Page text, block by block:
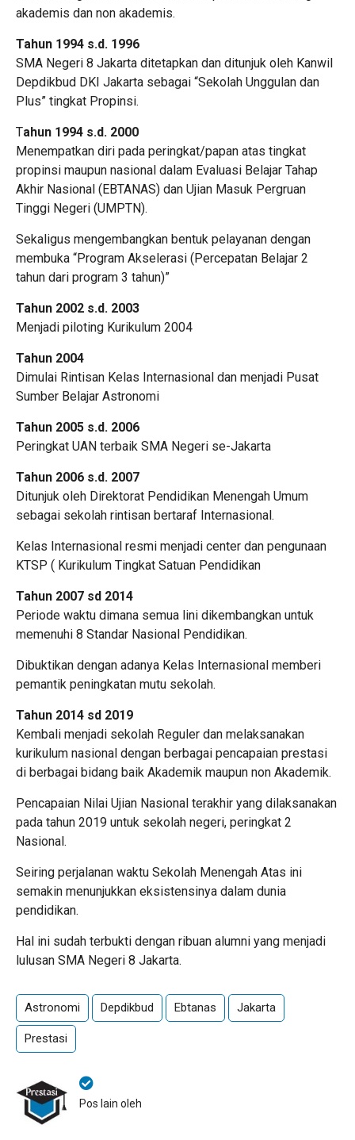
akademis dan non akademis.
Tahun 1994 s.d. 1996
SMA Negeri 8 Jakarta ditetapkan dan ditunjuk oleh Kanwil
Depdikbud DKI Jakarta sebagai “Sekolah Unggulan dan
Plus” tingkat Propinsi.
Tahun 1994 s.d. 2000
Menempatkan diri pada peringkat/papan atas tingkat
propinsi maupun nasional dalam Evaluasi Belajar Tahap
Akhir Nasional (EBTANAS) dan Ujian Masuk Pergruan
Tinggi Negeri (UMPTN).
Sekaligus mengembangkan bentuk pelayanan dengan
membuka “Program Akselerasi (Percepatan Belajar 2
tahun dari program 3 tahun)”
Tahun 2002 s.d. 2003
Menjadi piloting Kurikulum 2004
Tahun 2004
Dimulai Rintisan Kelas Internasional dan menjadi Pusat
Sumber Belajar Astronomi
Tahun 2005 s.d. 2006
Peringkat UAN terbaik SMA Negeri se-Jakarta
Tahun 2006 s.d. 2007
Ditunjuk oleh Direktorat Pendidikan Menengah Umum
sebagai sekolah rintisan bertaraf Internasional.
Kelas Internasional resmi menjadi center dan pengunaan
KTSP ( Kurikulum Tingkat Satuan Pendidikan
Tahun 2007 sd 2014
Periode waktu dimana semua lini dikembangkan untuk
memenuhi 8 Standar Nasional Pendidikan.
Dibuktikan dengan adanya Kelas Internasional memberi
pemantik peningkatan mutu sekolah.
Tahun 2014 sd 2019
Kembali menjadi sekolah Reguler dan melaksanakan
kurikulum nasional dengan berbagai pencapaian prestasi
di berbagai bidang baik Akademik maupun non Akademik.
Pencapaian Nilai Ujian Nasional terakhir yang dilaksanakan
pada tahun 2019 untuk sekolah negeri, peringkat 2
Nasional.
Seiring perjalanan waktu Sekolah Menengah Atas ini
semakin menunjukkan eksistensinya dalam dunia
pendidikan.
Hal ini sudah terbukti dengan ribuan alumni yang menjadi
lulusan SMA Negeri 8 Jakarta.
Astronomi Depdikbud Ebtanas Jakarta
Prestasi
Pos lain oleh